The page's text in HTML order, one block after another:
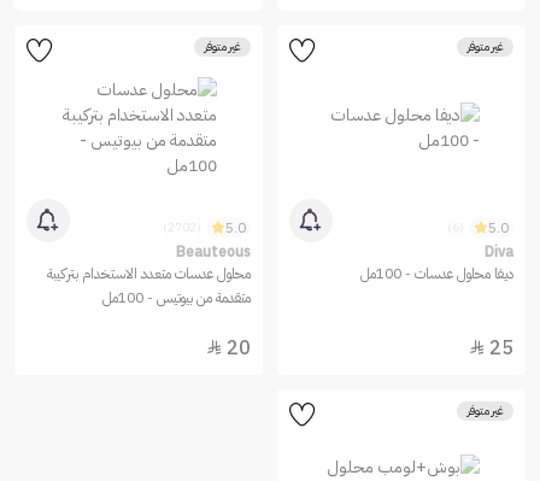
غير متوفر
5.0
Diva
ديفا محلول عدسات - 100مل
25

غير متوفر
5.0
Beauteous
محلول عدسات متعدد الاستخدام بتركيبة
متقدمة من بيوتيس - 100مل
20

غير متوفر